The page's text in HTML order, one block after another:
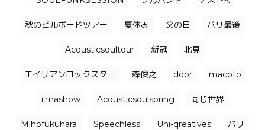
秋のビルボードツアー 夏休み 父の日 バリ最後
Acousticsoultour 新冠 北見
エイリアンロックスター 森俊之 door macoto
i'mashow Acousticsoulspring 同じ世界
Mihofukuhara Speechless Uni-qreatives バリ